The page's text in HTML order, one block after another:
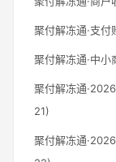
聚付解冻通·支
聚付解冻通·中
聚付解冻通
21)
聚付解冻通